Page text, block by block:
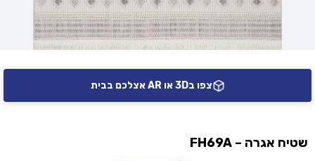
צפו ב3D או AR אצלכם בבית
שטיח אגרה – FH69A